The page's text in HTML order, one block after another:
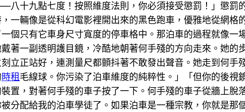
十九點七度！按照維度法則，你必須接受懲罰！」懲罰
一輛像是從科幻電影裡開出來的黑色跑車，優雅地從網
個只有它車身尺寸寬度的停車格中。那泊車的過程就像
著一副透明護目鏡，冷酷地朝著何手殘的方向走來。她
立正站好，連測量尺都顫抖著不敢發出聲音。她走到何手
時租毛線球。你污染了泊車維度的純粹性。」「但你的後
置，對著何手殘的車子按了一下。何手殘的車子從牆上
配給我的泊車學徒了。如果泊車是一種宗教，你就是那